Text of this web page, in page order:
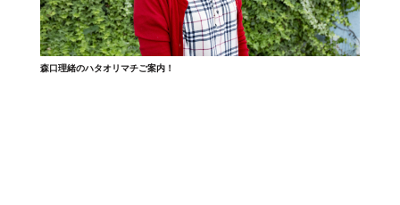
森口理緒のハタオリマチご案内！